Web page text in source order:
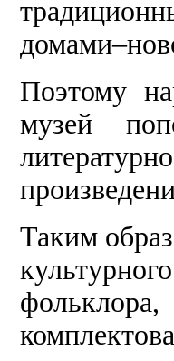
Поэтому
музей
Таким